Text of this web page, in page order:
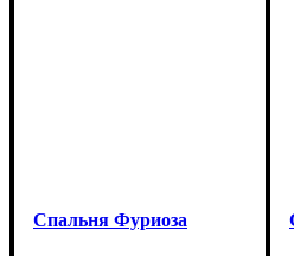
Спальня Фуриоза